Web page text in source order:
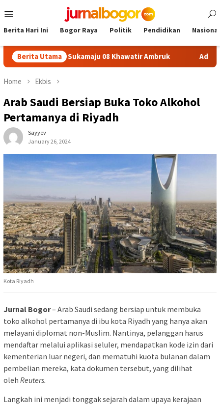
to
Menu
Berita Hari Ini Bogor Raya Politik Pendidikan Nasional
Berita Utama
SDN Sukamaju 08 Khawatir Ambruk Adira Expo
Home Ekbis
Arab Saudi Bersiap Buka Toko Alkohol
Pertamanya di Riyadh
Sayyev
January 26, 2024
Kota Riyadh
Jurnal Bogor– Arab Saudi sedang bersiap untuk membuka
toko alkohol pertamanya di ibu kota Riyadh yang hanya akan
melayani diplomat non-Muslim. Nantinya, pelanggan harus
mendaftar melalui aplikasi seluler, mendapatkan kode izin dari
kementerian luar negeri, dan mematuhi kuota bulanan dalam
pembelian mereka, kata dokumen tersebut, yang dilihat
oleh Reuters.
Langkah ini menjadi tonggak sejarah dalam upaya kerajaan